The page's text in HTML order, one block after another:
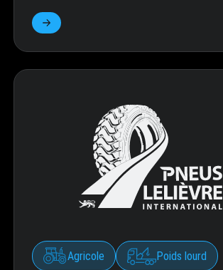
Agricole Poids lourd